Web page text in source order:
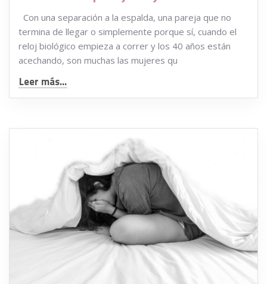
Con una separación a la espalda, una pareja que no
termina de llegar o simplemente porque sí, cuando el
reloj biológico empieza a correr y los 40 años están
acechando, son muchas las mujeres qu
Leer más...